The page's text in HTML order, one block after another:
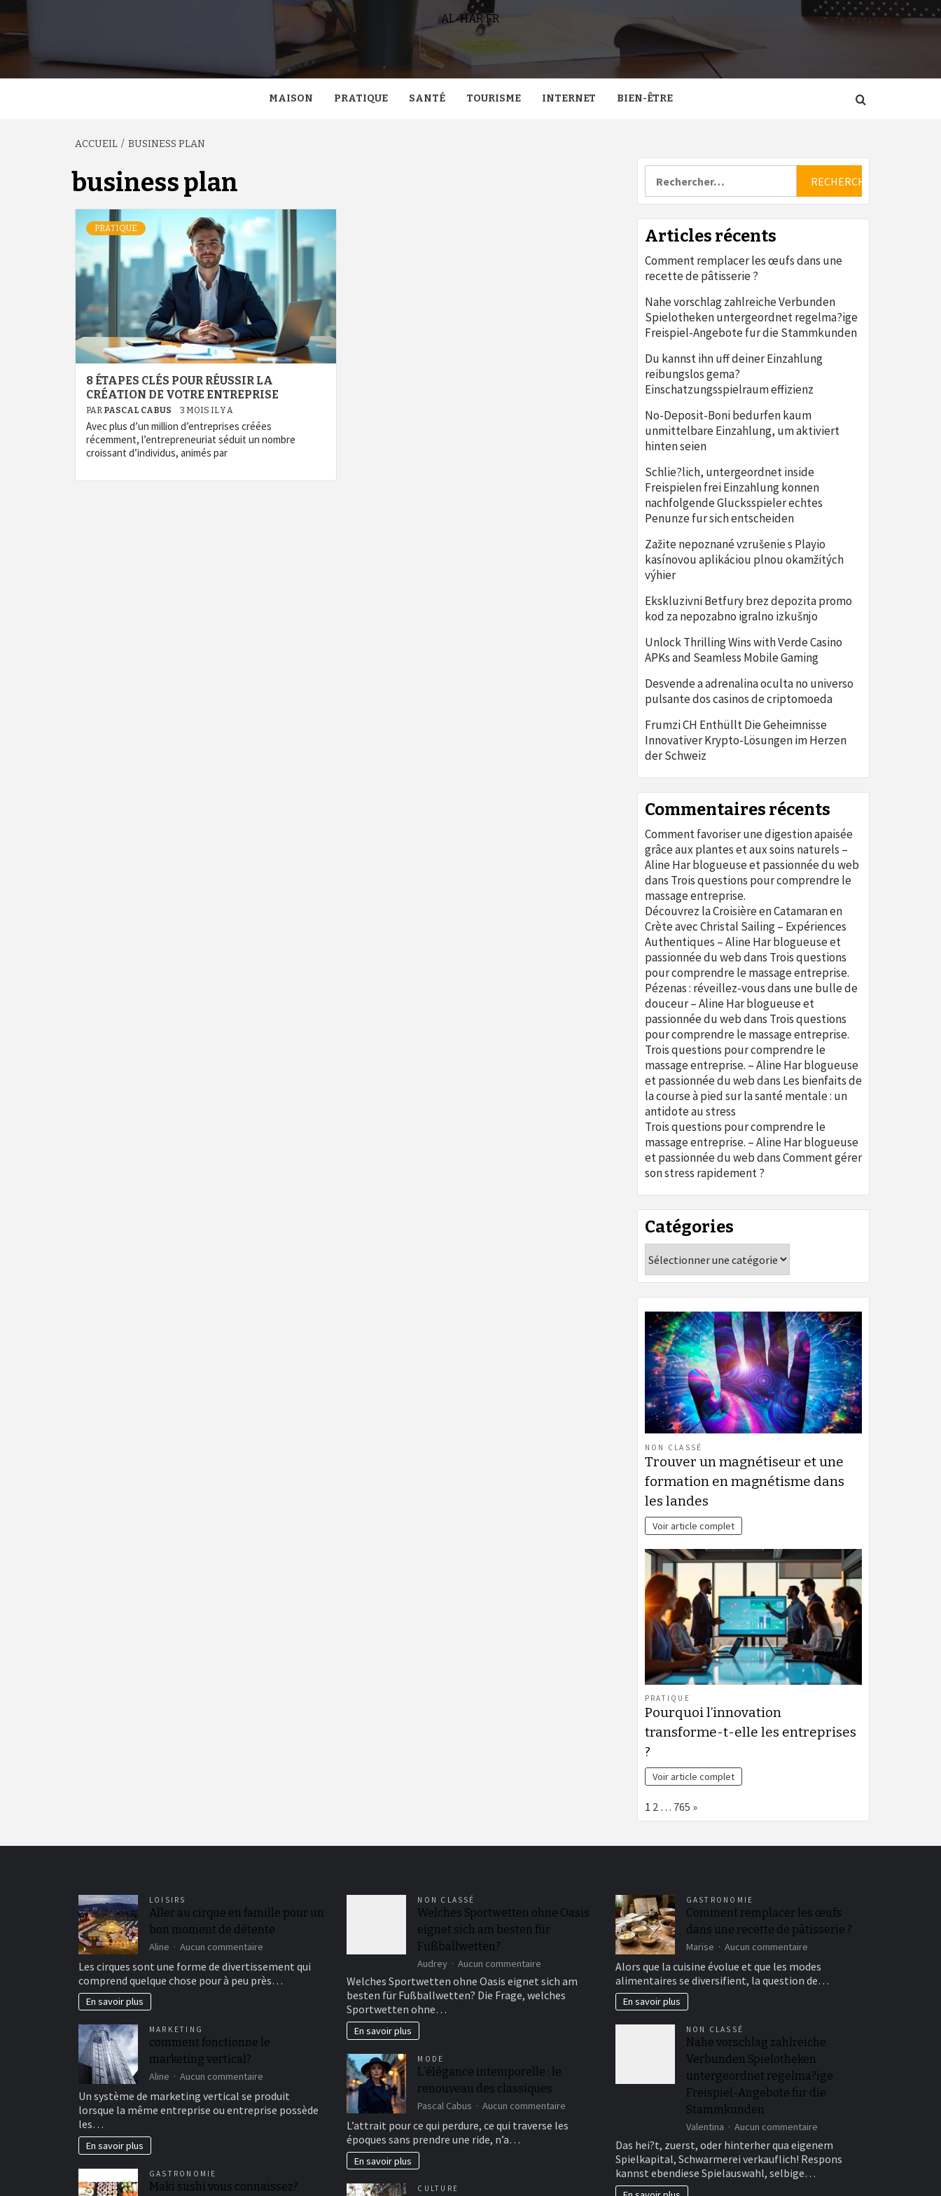
AL-HAR.FR
MAISON PRATIQUE SANTÉ TOURISME INTERNET BIEN-ÊTRE
ACCUEIL BUSINESS PLAN
business plan
PRATIQUE
8 ÉTAPES CLÉS POUR RÉUSSIR LA
CRÉATION DE VOTRE ENTREPRISE
PAR PASCAL CABUS 3 MOIS IL Y A
Avec plus d’un million d’entreprises créées
récemment, l’entrepreneuriat séduit un nombre
croissant d’individus, animés par
Articles récents
Comment remplacer les œufs dans une
recette de pâtisserie ?
Nahe vorschlag zahlreiche Verbunden
Spielotheken untergeordnet regelma?ige
Freispiel-Angebote fur die Stammkunden
Du kannst ihn uff deiner Einzahlung
reibungslos gema?
Einschatzungsspielraum effizienz
No-Deposit-Boni bedurfen kaum
unmittelbare Einzahlung, um aktiviert
hinten seien
Schlie?lich, untergeordnet inside
Freispielen frei Einzahlung konnen
nachfolgende Glucksspieler echtes
Penunze fur sich entscheiden
Zažite nepoznané vzrušenie s Playio
kasínovou aplikáciou plnou okamžitých
výhier
Ekskluzivni Betfury brez depozita promo
kod za nepozabno igralno izkušnjo
Unlock Thrilling Wins with Verde Casino
APKs and Seamless Mobile Gaming
Desvende a adrenalina oculta no universo
pulsante dos casinos de criptomoeda
Frumzi CH Enthüllt Die Geheimnisse
Innovativer Krypto-Lösungen im Herzen
der Schweiz
Commentaires récents
Comment favoriser une digestion apaisée
grâce aux plantes et aux soins naturels –
Aline Har blogueuse et passionnée du web
dans Trois questions pour comprendre le
massage entreprise.
Découvrez la Croisière en Catamaran en
Crète avec Christal Sailing – Expériences
Authentiques – Aline Har blogueuse et
passionnée du webdans Trois questions
pour comprendre le massage entreprise.
Pézenas : réveillez-vous dans une bulle de
douceur – Aline Har blogueuse et
passionnée du webdans Trois questions
pour comprendre le massage entreprise.
Trois questions pour comprendre le
massage entreprise. – Aline Har blogueuse
et passionnée du webdans Les bienfaits de
la course à pied sur la santé mentale : un
antidote au stress
Trois questions pour comprendre le
massage entreprise. – Aline Har blogueuse
et passionnée du webdansComment gérer
son stress rapidement ?
Catégories
NON CLASSÉ
Trouver un magnétiseur et une
formation en magnétisme dans
les landes
Voir article complet
PRATIQUE
Pourquoi l’innovation
transforme-t-elle les entreprises
?
Voir article complet
Page:
1 2 … 765 Next
»
LOISIRS
Aller au cirque en famille pour un
bon moment de détente
Aline Aucun commentaire
au
cirque
bon
Les cirques sont une forme de divertissement qui
comprend quelque chose pour à peu près…
En savoir plus
MARKETING
comment fonctionne le
marketing vertical?
Aline Aucun commentaire
fonctionne
le
Un système de marketing vertical se produit
lorsque la même entreprise ou entreprise possède
les…
En savoir plus
GASTRONOMIE
Maki sushi vous connaissez?
NON CLASSÉ
Welches Sportwetten ohne Oasis
eignet sich am besten für
Fußballwetten?
Audrey Aucun commentaire
Welches
Sportwetten
ohne
besten
für
Fußballwetten?
Welches Sportwetten ohne Oasis eignet sich am
besten für Fußballwetten? Die Frage, welches
Sportwetten ohne…
En savoir plus
MODE
L’élégance intemporelle : le
renouveau des classiques
Pascal Cabus Aucun commentaire
intemporelle
L’attrait pour ce qui perdure, ce qui traverse les
époques sans prendre une ride, n’a…
En savoir plus
CULTURE
GASTRONOMIE
Comment remplacer les œufs
dans une recette de pâtisserie ?
Marise Aucun commentairesur
remplacer
les
recette
de
pâtisserie
?
Alors que la cuisine évolue et que les modes
alimentaires se diversifient, la question de…
En savoir plus
NON CLASSÉ
Nahe vorschlag zahlreiche
Verbunden Spielotheken
untergeordnet regelma?ige
Freispiel-Angebote fur die
Stammkunden
Valentina Aucun commentairesur
vorschlag
zahlreiche
Das hei?t, zuerst, oder hinterher qua eigenem
Spielkapital, Schwarmerei verkauflich! Respons
kannst ebendiese Spielauswahl, selbige…